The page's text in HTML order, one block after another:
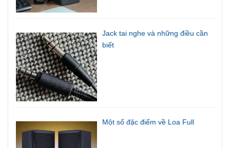
Jack tai nghe và những điều cần
biết
Một số đặc điểm về Loa Full